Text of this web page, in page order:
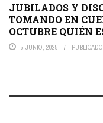
JUBILADOS Y
TOMANDO EN
OCTUBRE QUIÉN
5 JUNIO, 2025